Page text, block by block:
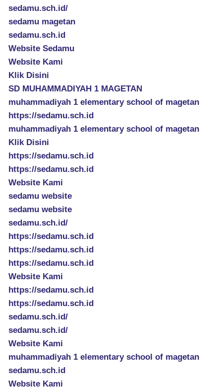
sedamu.sch.id/
sedamu magetan
sedamu.sch.id
Website Sedamu
Website Kami
Klik Disini
SD MUHAMMADIYAH 1 MAGETAN
muhammadiyah 1 elementary school of magetan
https://sedamu.sch.id
muhammadiyah 1 elementary school of magetan
Klik Disini
https://sedamu.sch.id
https://sedamu.sch.id
Website Kami
sedamu website
sedamu website
sedamu.sch.id/
https://sedamu.sch.id
https://sedamu.sch.id
https://sedamu.sch.id
Website Kami
https://sedamu.sch.id
https://sedamu.sch.id
sedamu.sch.id/
sedamu.sch.id/
Website Kami
muhammadiyah 1 elementary school of magetan
sedamu.sch.id
Website Kami